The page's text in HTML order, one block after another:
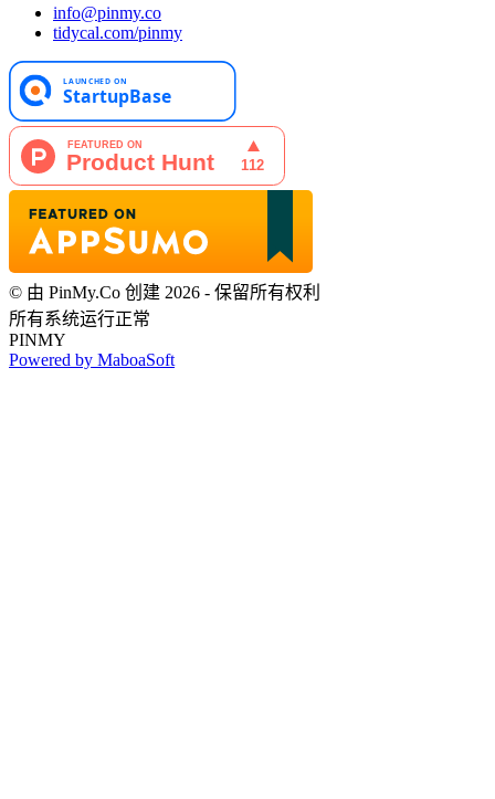
info@pinmy.co
tidycal.com/pinmy
© 由 PinMy.Co 创建 2026 - 保留所有权利
所有系统运行正常
PINMY
Powered by MaboaSoft